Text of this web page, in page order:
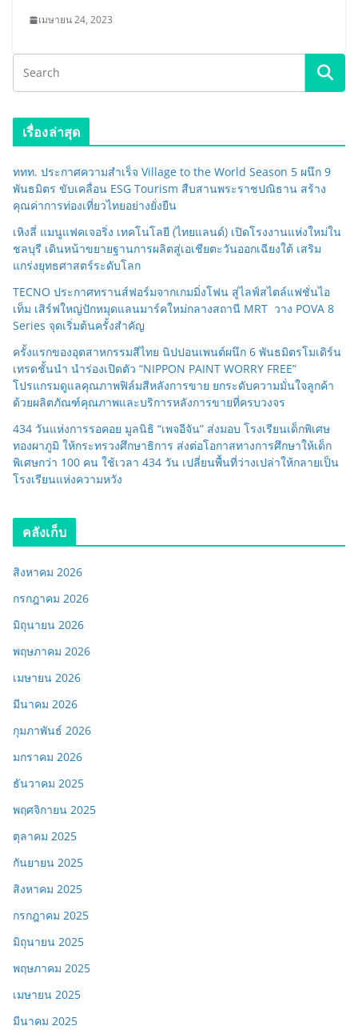
เมษายน 24, 2023
เรื่องล่าสุด
ททท. ประกาศความสำเร็จ Village to the World Season 5 ผนึก 9
พันธมิตร ขับเคลื่อน ESG Tourism สืบสานพระราชปณิธาน สร้าง
คุณค่าการท่องเที่ยวไทยอย่างยั่งยืน
เหิงลี่ แมนูแฟคเจอริ่ง เทคโนโลยี (ไทยแลนด์) เปิดโรงงานแห่งใหม่ใน
ชลบุรี เดินหน้าขยายฐานการผลิตสู่เอเชียตะวันออกเฉียงใต้ เสริม
แกร่งยุทธศาสตร์ระดับโลก
TECNO ประกาศทรานส์ฟอร์มจากเกมมิ่งโฟน สู่ไลฟ์สไตล์แฟชั่นไอ
เท็ม เสิร์ฟใหญ่ปักหมุดแลนมาร์คใหม่กลางสถานี MRT วาง POVA 8
Series จุดเริ่มต้นครั้งสำคัญ
ครั้งแรกของอุตสาหกรรมสีไทย นิปปอนเพนต์ผนึก 6 พันธมิตรโมเดิร์น
เทรดชั้นนำ นำร่องเปิดตัว “NIPPON PAINT WORRY FREE”
โปรแกรมดูแลคุณภาพฟิล์มสีหลังการขาย ยกระดับความมั่นใจลูกค้า
ด้วยผลิตภัณฑ์คุณภาพและบริการหลังการขายที่ครบวงจร
434 วันแห่งการรอคอย มูลนิธิ “เพจอีจัน” ส่งมอบ โรงเรียนเด็กพิเศษ
ทองผาภูมิ ให้กระทรวงศึกษาธิการ ส่งต่อโอกาสทางการศึกษาให้เด็ก
พิเศษกว่า 100 คน ใช้เวลา 434 วัน เปลี่ยนพื้นที่ว่างเปล่าให้กลายเป็น
โรงเรียนแห่งความหวัง
คลังเก็บ
สิงหาคม 2026
กรกฎาคม 2026
มิถุนายน 2026
พฤษภาคม 2026
เมษายน 2026
มีนาคม 2026
กุมภาพันธ์ 2026
มกราคม 2026
ธันวาคม 2025
พฤศจิกายน 2025
ตุลาคม 2025
กันยายน 2025
สิงหาคม 2025
กรกฎาคม 2025
มิถุนายน 2025
พฤษภาคม 2025
เมษายน 2025
มีนาคม 2025